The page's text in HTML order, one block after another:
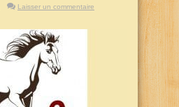
Laisser un commentaire